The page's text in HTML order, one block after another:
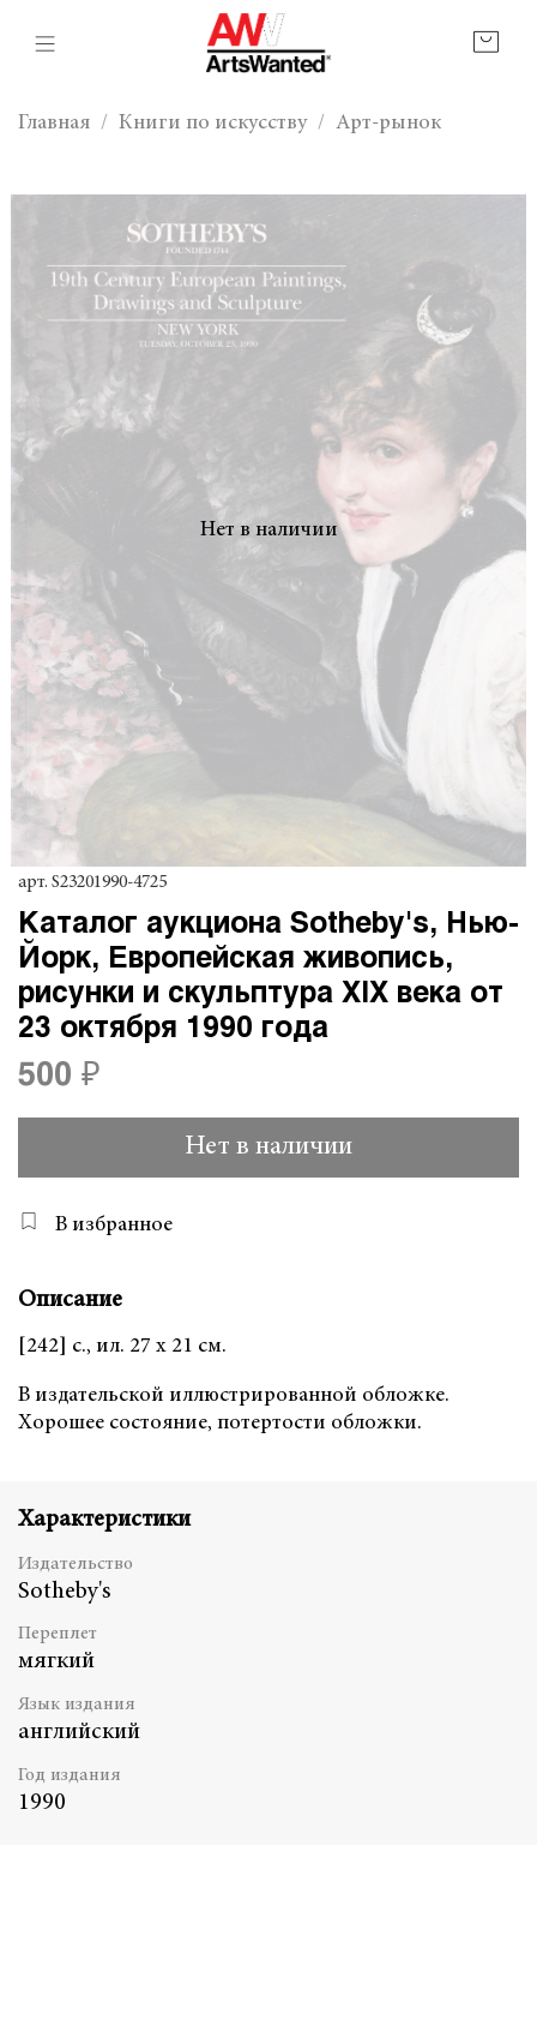
Главная Книги по искусству Арт-рынок
Нет в наличии
арт. S23201990-4725
Каталог аукциона Sotheby's, Нью-
Йорк, Европейская живопись,
рисунки и скульптура XIX века от
23 октября 1990 года
500 ₽
Нет в наличии
В избранное
Описание
[242] с., ил. 27 х 21 см.
В издательской иллюстрированной обложке.
Хорошее состояние, потертости обложки.
Характеристики
Издательство
Sotheby's
Переплет
мягкий
Язык издания
английский
Год издания
1990